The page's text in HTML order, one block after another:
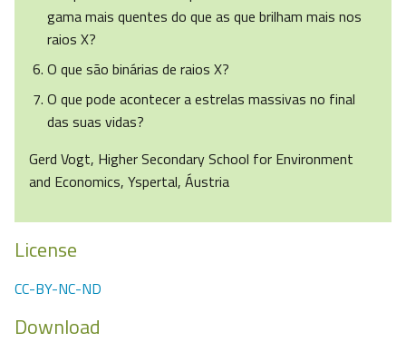
gama mais quentes do que as que brilham mais nos
raios X?
O que são binárias de raios X?
O que pode acontecer a estrelas massivas no final
das suas vidas?
Gerd Vogt, Higher Secondary School for Environment
and Economics, Yspertal, Áustria
License
CC-BY-NC-ND
Download